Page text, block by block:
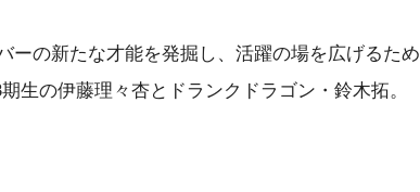
ーの新たな才能を発掘し、活躍の場を広げるため
生の伊藤理々杏とドランクドラゴン・鈴木拓。